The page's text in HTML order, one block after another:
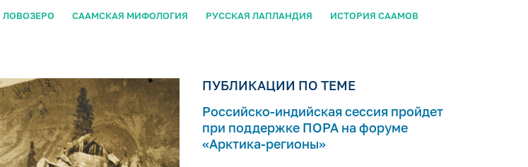
ЛОВОЗЕРО СААМСКАЯ МИФОЛОГИЯ РУССКАЯ ЛАПЛАНДИЯ ИСТОРИЯ СААМОВ
ПУБЛИКАЦИИ ПО ТЕМЕ
Российско-индийская сессия пройдет
при поддержке ПОРА на форуме
«Арктика-регионы»